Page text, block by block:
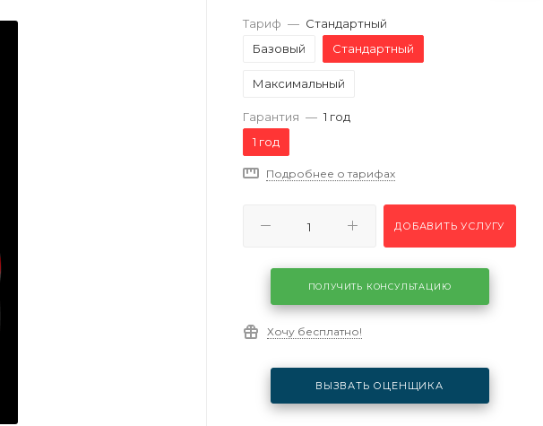
Тариф — Стандартный
Базовый
Стандартный
Максимальный
Гарантия — 1 год
1 год
Подробнее о тарифах
ДОБАВИТЬ УСЛУГУ
ПОЛУЧИТЬ КОНСУЛЬТАЦИЮ
Хочу бесплатно!
ВЫЗВАТЬ ОЦЕНЩИКА